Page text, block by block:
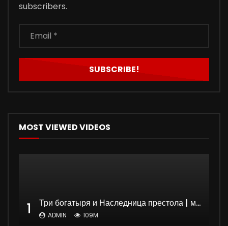
subscribers.
MOST VIEWED VIDEOS
1 Три богатыря и Наследница престола | мультфильм
ADMIN 109M